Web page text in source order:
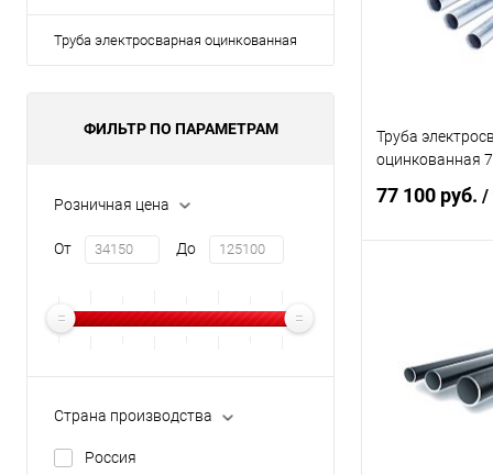
Труба электросварная оцинкованная
ФИЛЬТР ПО ПАРАМЕТРАМ
Розничная цена
От До
Страна производства
Россия
Труба
оцинкованная
77 100 руб. /
Купить в 1
В избранное